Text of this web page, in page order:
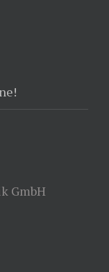
GmbH